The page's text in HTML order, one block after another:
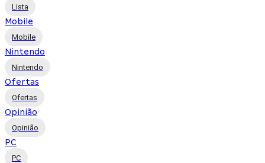
Lista
Mobile
Mobile
Nintendo
Nintendo
Ofertas
Ofertas
Opinião
Opinião
PC
PC